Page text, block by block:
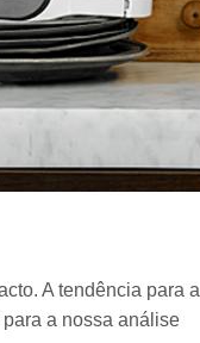
A tendência para a
a nossa análise